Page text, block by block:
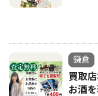
鎌倉
買取
お酒